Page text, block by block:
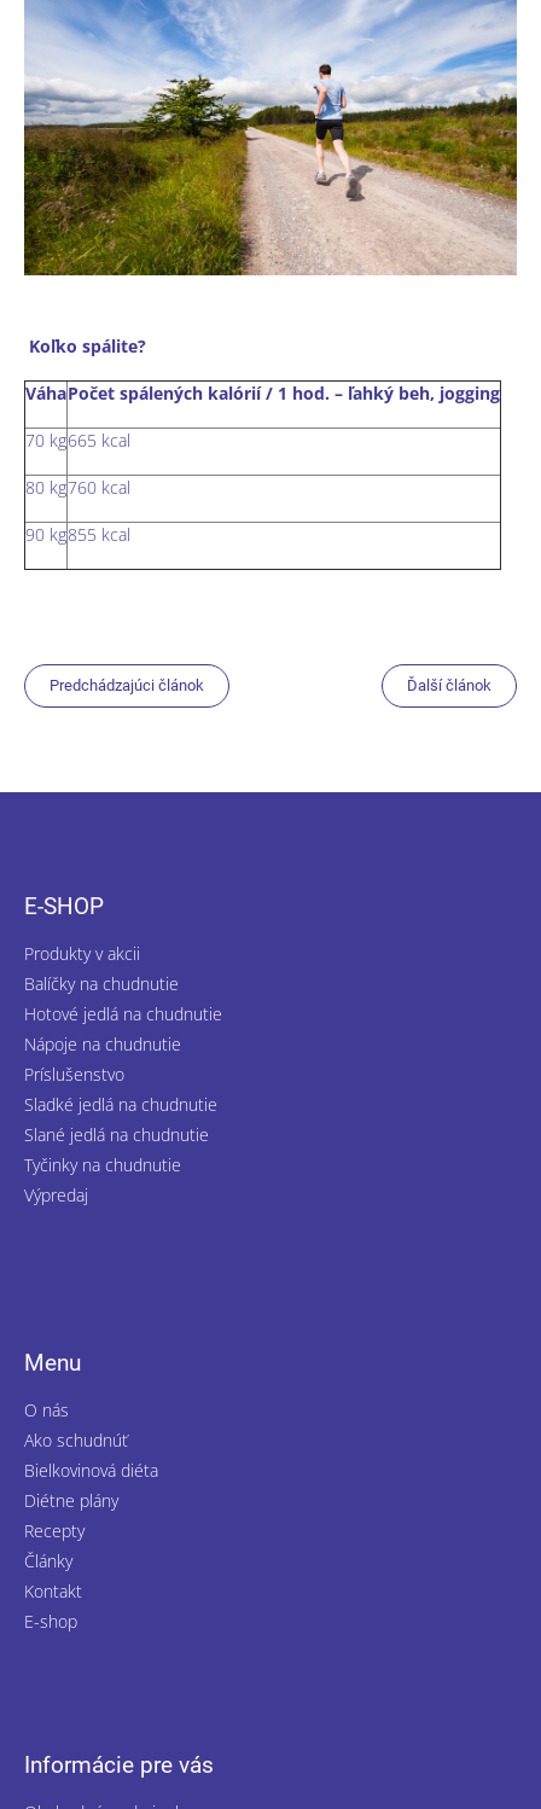
Koľko spálite?
VáhaPočet spálených kalórií / 1 hod. – ľahký beh, jogging
70 kg665 kcal
80 kg760 kcal
90 kg855 kcal
Predchádzajúci článok Ďalší článok
E-SHOP
Produkty v akcii
Balíčky na chudnutie
Hotové jedlá na chudnutie
Nápoje na chudnutie
Príslušenstvo
Sladké jedlá na chudnutie
Slané jedlá na chudnutie
Tyčinky na chudnutie
Výpredaj
Menu
O nás
Ako schudnúť
Bielkovinová diéta
Diétne plány
Recepty
Články
Kontakt
E-shop
Informácie pre vás